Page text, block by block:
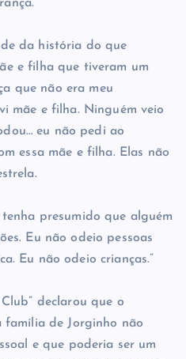
da história do que
e filha que tiveram um
que não era meu
mãe e filha. Ninguém veio
eu não pedi ao
essa mãe e filha. Elas não
presumido que alguém
Eu não odeio pessoas
Eu não odeio crianças.”
declarou que o
de Jorginho não
e que poderia ser um